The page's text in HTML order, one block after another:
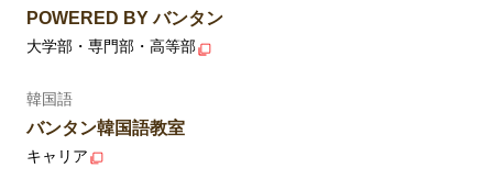
POWERED BY バンタン
大学部・専門部・高等部
韓国語
バンタン韓国語教室
キャリア